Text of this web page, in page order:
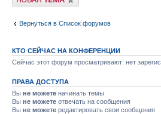
Вернуться в Список форумов
КТО СЕЙЧАС НА КОНФЕРЕНЦИИ
Сейчас этот форум просматривают: нет
ПРАВА ДОСТУПА
Вы не можете начинать темы
Вы не можете отвечать на сообщения
Вы не можете редактировать свои сообщения